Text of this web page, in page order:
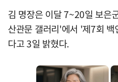
김 명장은 이달 7~20일 보은
산관문 갤러리'에서 '제7회
다고 3일 밝혔다.